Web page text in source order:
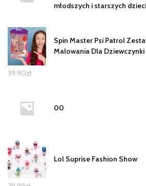
młodszych i starszych dzieci
Spin Master Psi Patrol
Malowania Dla Dziewczynki
39,90zł
00
Lol Suprise Fashion Show